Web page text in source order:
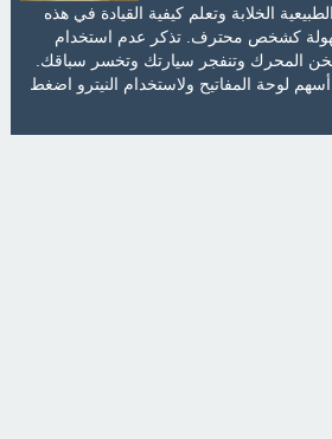
الخلابة وتعلم كيفية القيادة في هذه
كشخص محترف. تذكر عدم استخدام
المحرك وتنفجر سيارتك وتخسر سباقك.
لوحة المفاتيح ولاستخدام النيترو اضغط